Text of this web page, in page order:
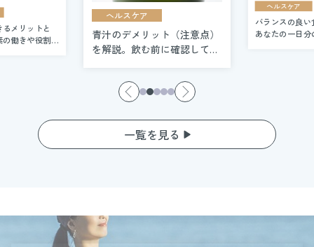
メリットと
働きや役割を
ヘルスケア
青汁のデメリット（注意点）
を解説。飲む前に確認してお
ヘルスケア
バランスの良
あなたの一日
一覧を見る